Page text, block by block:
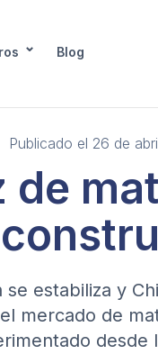
Blog
Publicado el 26 de
de
se estabiliza y
mercado de
desde